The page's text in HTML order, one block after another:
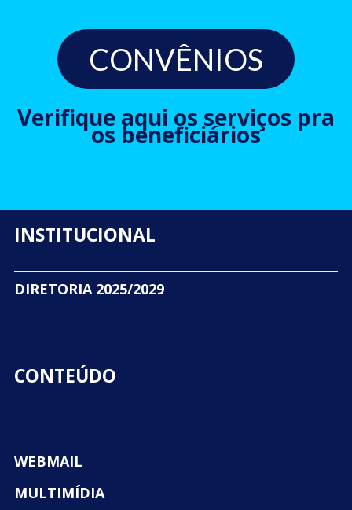
CONVÊNIOS
Verifique aqui os serviços pra
os beneficiários
INSTITUCIONAL
DIRETORIA 2025/2029
CONTEÚDO
WEBMAIL
MULTIMÍDIA